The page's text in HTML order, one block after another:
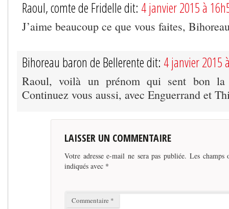
Raoul, comte de Fridelle dit: 4 janvier 2015 à
J’aime beaucoup ce que vous faites,
Bihoreau baron de Bellerente dit: 4 janvier 2015
Raoul, voilà un prénom qui sent bon
Continuez vous aussi, avec Enguerrand et
LAISSER UN COMMENTAIRE
Votre adresse e-mail ne sera pas publiée. Les champs
indiqués avec *
Commentaire *